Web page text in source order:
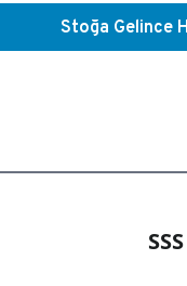
Stoğa Gelince
SSS